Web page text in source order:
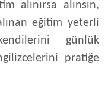
alınırsa alınsın,
eğitim yeterli
günlük
pratiğe